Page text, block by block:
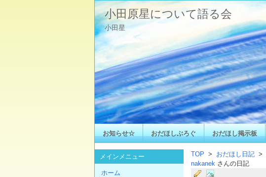
小田原星について語る会
小田星
お知らせ☆ おだほしぶろぐ おだほし掲示板
TOP > おだほし日記 >
nakanek さんの日記
メインメニュー
ホーム